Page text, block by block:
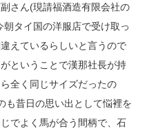
さん(現請福酒造有限会社の
タイ国の洋服店で受け取っ
えているらしいと言うので
ということで漢那社長が持
全く同じサイズだったの
も昔日の思い出として悩裡を
でよく馬が合う間柄で、石